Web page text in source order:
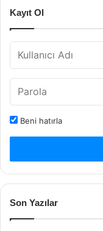
Kayıt Ol
Beni hatırla
Son Yazılar